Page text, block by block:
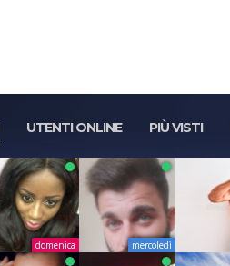
UTENTI ONLINE PIÙ VISTI
domenica mercoledì